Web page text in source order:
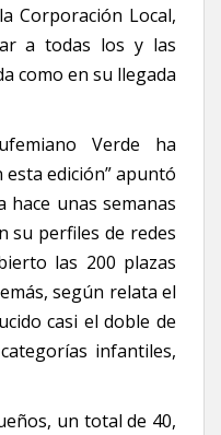
Corporación Local,
a todas los y las
como en su llegada
Verde ha
edición” apuntó
hace unas semanas
su perfiles de redes
las 200 plazas
según relata el
casi el doble de
infantiles,
un total de 40,